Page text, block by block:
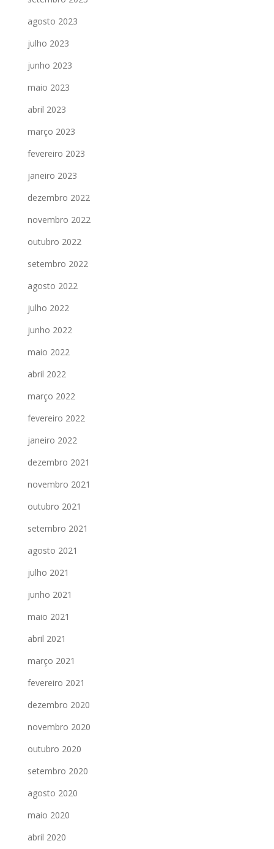
agosto 2023
julho 2023
junho 2023
maio 2023
abril 2023
março 2023
fevereiro 2023
janeiro 2023
dezembro 2022
novembro 2022
outubro 2022
setembro 2022
agosto 2022
julho 2022
junho 2022
maio 2022
abril 2022
março 2022
fevereiro 2022
janeiro 2022
dezembro 2021
novembro 2021
outubro 2021
setembro 2021
agosto 2021
julho 2021
junho 2021
maio 2021
abril 2021
março 2021
fevereiro 2021
dezembro 2020
novembro 2020
outubro 2020
setembro 2020
agosto 2020
maio 2020
abril 2020